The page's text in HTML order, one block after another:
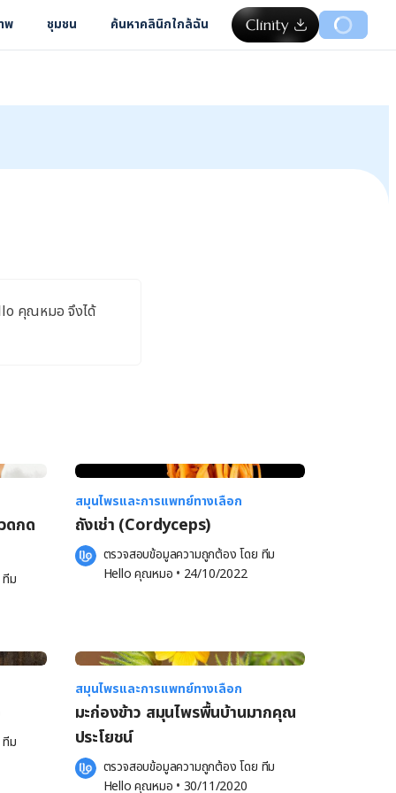
พ ชุมชน ค้นหาคลินิกใกล้ฉัน
คุณหมอ จึงได้
ดกด
ทีม
สมุนไพรและการแพทย์ทางเลือก
ถังเช่า (Cordyceps)
ตรวจสอบข้อมูลความถูกต้อง โดย ทีม
Hello คุณหมอ • 24/10/2022
ทีม
สมุนไพรและการแพทย์ทางเลือก
มะก่องข้าว สมุนไพรพื้นบ้านมากคุณ
ประโยชน์
ตรวจสอบข้อมูลความถูกต้อง โดย ทีม
Hello คุณหมอ • 30/11/2020